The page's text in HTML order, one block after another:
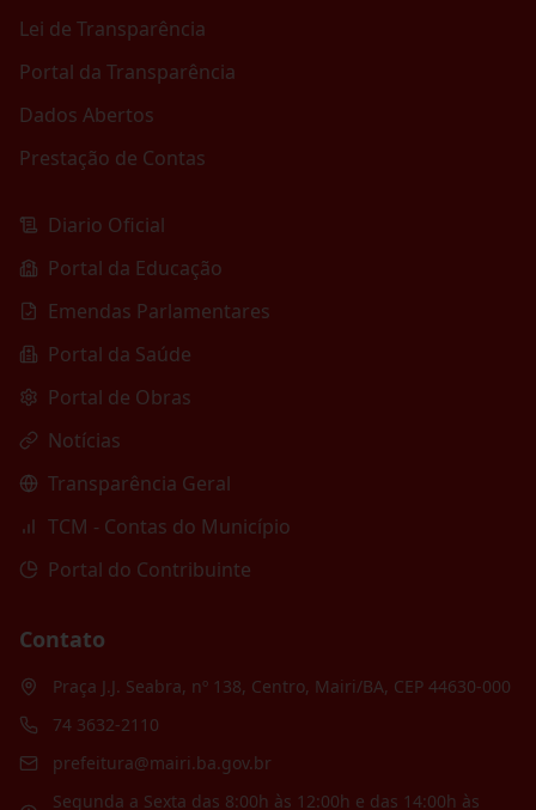
Lei de Transparência
Portal da Transparência
Dados Abertos
Prestação de Contas
Diario Oficial
Portal da Educação
Emendas Parlamentares
Portal da Saúde
Portal de Obras
Notícias
Transparência Geral
TCM - Contas do Município
Portal do Contribuinte
Contato
Praça J.J. Seabra, nº 138, Centro, Mairi/BA, CEP 44630-000
74 3632-2110
prefeitura@mairi.ba.gov.br
Segunda a Sexta das 8:00h às 12:00h e das 14:00h às